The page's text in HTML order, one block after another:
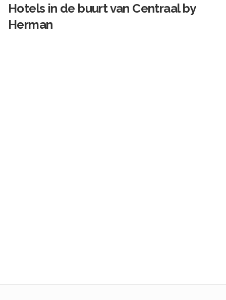
Hotels in de buurt van Centraal by
Herman